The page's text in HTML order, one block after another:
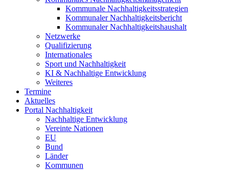
Kommunale Nachhaltigkeitsstrategien
Kommunaler Nachhaltigkeitsbericht
Kommunaler Nachhaltigkeitshaushalt
Netzwerke
Qualifizierung
Internationales
Sport und Nachhaltigkeit
KI & Nachhaltige Entwicklung
Weiteres
Termine
Aktuelles
Portal Nachhaltigkeit
Nachhaltige Entwicklung
Vereinte Nationen
EU
Bund
Länder
Kommunen